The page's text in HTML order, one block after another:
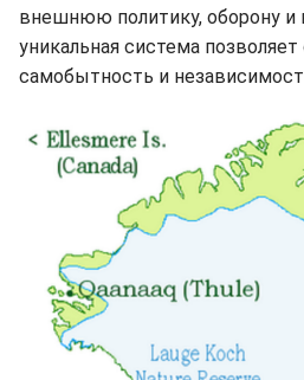
внешнюю политику, оборону и
уникальная система
самобытность и